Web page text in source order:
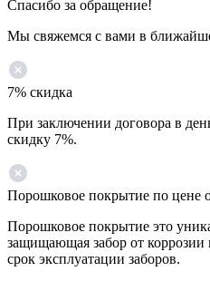
Спасибо за обращение!
Мы свяжемся с вами в
7% скидка
При заключении договора в
скидку 7%.
Порошковое покрытие по цене
Порошковое покрытие это
защищающая забор от коррозии
срок эксплуатации заборов.